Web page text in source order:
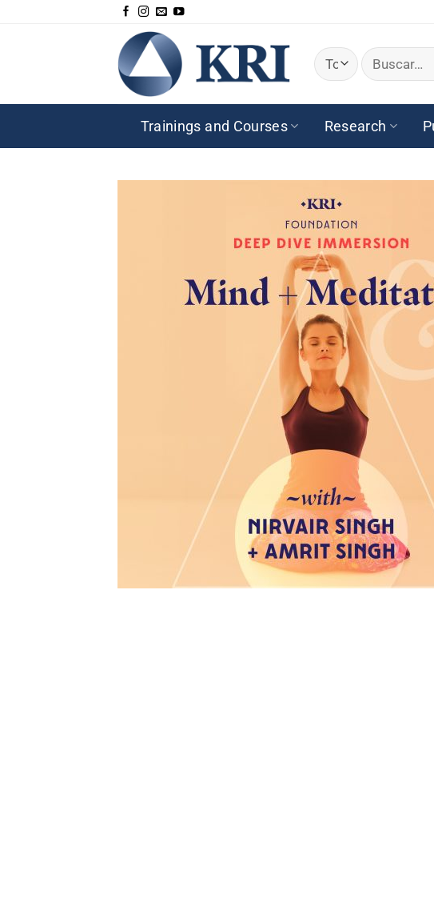
Buscar
por:
Trainings and Courses Research